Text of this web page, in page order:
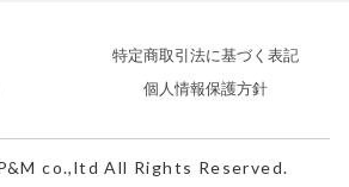
特定商取引法に基づく表記
個人情報保護方針
co.,ltd All Rights Reserved.